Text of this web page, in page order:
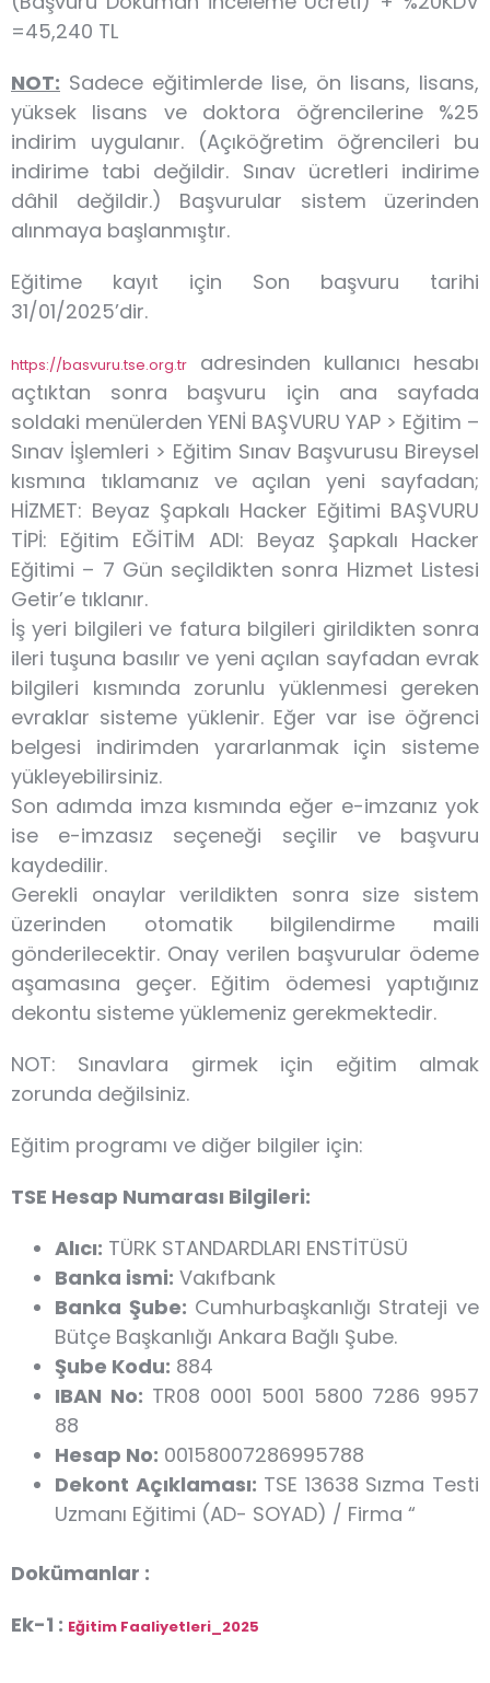
=45,240 TL
NOT: Sadece eğitimlerde lise, ön lisans, lisans,
yüksek lisans ve doktora öğrencilerine %25
indirim uygulanır. (Açıköğretim öğrencileri bu
indirime tabi değildir. Sınav ücretleri indirime
dâhil değildir.) Başvurular sistem üzerinden
alınmaya başlanmıştır.
Eğitime kayıt için Son başvuru tarihi
31/01/2025’dir.
https://basvuru.tse.org.tr
adresinden kullanıcı hesabı
açtıktan sonra başvuru için ana sayfada
soldaki menülerden YENİ BAŞVURU YAP > Eğitim –
Sınav İşlemleri > Eğitim Sınav Başvurusu Bireysel
kısmına tıklamanız ve açılan yeni sayfadan;
HİZMET: Beyaz Şapkalı Hacker Eğitimi BAŞVURU
TİPİ: Eğitim EĞİTİM ADI: Beyaz Şapkalı Hacker
Eğitimi – 7 Gün seçildikten sonra Hizmet Listesi
Getir’e tıklanır.
İş yeri bilgileri ve fatura bilgileri girildikten sonra
ileri tuşuna basılır ve yeni açılan sayfadan evrak
bilgileri kısmında zorunlu yüklenmesi gereken
evraklar sisteme yüklenir. Eğer var ise öğrenci
belgesi indirimden yararlanmak için sisteme
yükleyebilirsiniz.
Son adımda imza kısmında eğer e-imzanız yok
ise e-imzasız seçeneği seçilir ve başvuru
kaydedilir.
Gerekli onaylar verildikten sonra size sistem
üzerinden otomatik bilgilendirme maili
gönderilecektir. Onay verilen başvurular ödeme
aşamasına geçer. Eğitim ödemesi yaptığınız
dekontu sisteme yüklemeniz gerekmektedir.
NOT: Sınavlara girmek için eğitim almak
zorunda değilsiniz.
Eğitim programı ve diğer bilgiler için:
TSE Hesap Numarası Bilgileri:
Alıcı: TÜRK STANDARDLARI ENSTİTÜSÜ
Banka ismi: Vakıfbank
Banka Şube: Cumhurbaşkanlığı Strateji ve
Bütçe Başkanlığı Ankara Bağlı Şube.
Şube Kodu: 884
IBAN No: TR08 0001 5001 5800 7286 9957
88
Hesap No: 00158007286995788
Dekont Açıklaması: TSE 13638 Sızma Testi
Uzmanı Eğitimi (AD- SOYAD) / Firma “
Dokümanlar :
Ek-1 : Eğitim Faaliyetleri_2025